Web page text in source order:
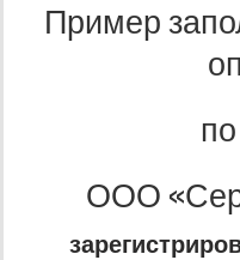
Пример
ООО